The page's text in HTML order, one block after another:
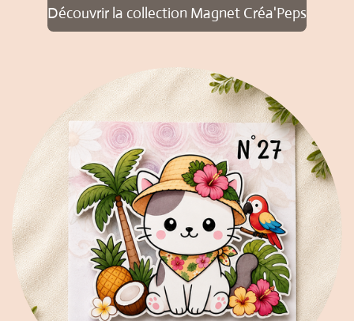
Découvrir la collection Magnet Créa'Peps